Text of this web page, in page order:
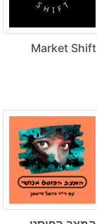
Market Shift